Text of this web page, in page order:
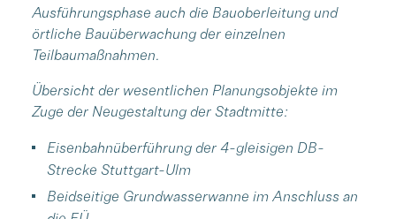
Ausführungsphase auch die Bauoberleitung und
örtliche Bauüberwachung der einzelnen
Teilbaumaßnahmen.
Übersicht der wesentlichen Planungsobjekte im
Zuge der Neugestaltung der Stadtmitte:
Eisenbahnüberführung der 4-gleisigen DB-
Strecke Stuttgart-Ulm
Beidseitige Grundwasserwanne im Anschluss an